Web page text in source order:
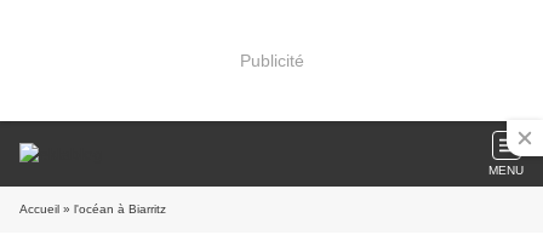
Publicité
MENU
Accueil » l'océan à Biarritz